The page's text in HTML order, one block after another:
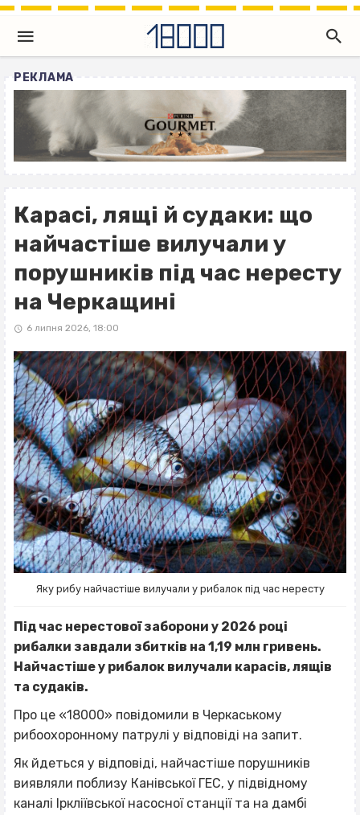
РЕКЛАМА
Карасі, лящі й судаки: що
найчастіше вилучали у
порушників під час нересту
на Черкащині
6 липня 2026, 18:00
Яку рибу найчастіше вилучали у рибалок під час нересту
Під час нерестової заборони у 2026 році
рибалки завдали збитків на 1,19 млн гривень.
Найчастіше у рибалок вилучали карасів, лящів
та судаків.
Про це «18000» повідомили в Черкаському
рибоохоронному патрулі у відповіді на запит.
Як йдеться у відповіді, найчастіше порушників
виявляли поблизу Канівської ГЕС, у підвідному
каналі Іркліївської насосної станції та на дамбі